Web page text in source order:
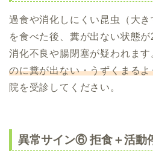
過食や消化しにくい昆虫（大き
を食べた後、糞が出ない状態
消化不良や腸閉塞が疑われます
のに糞が出ない・うずくまるよ
院を受診してください。
異常サイン⑥ 拒食＋活動